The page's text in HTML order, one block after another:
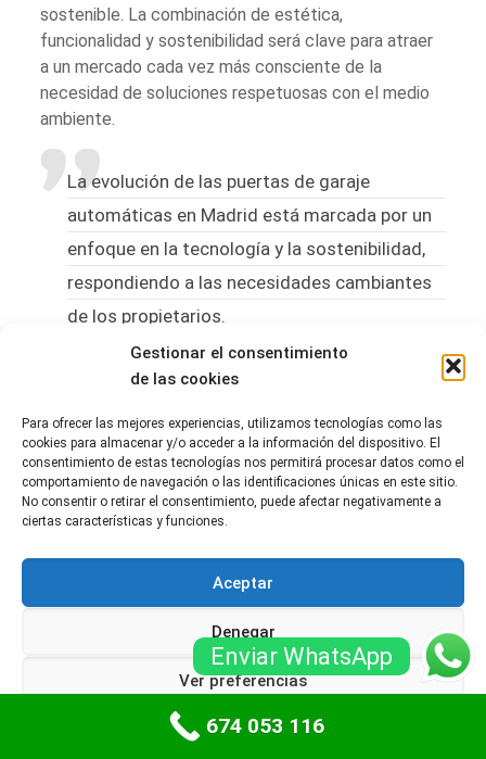
Gestionar el consentimiento
de las cookies
Para ofrecer las mejores experiencias, utilizamos tecnologías como las
cookies para almacenar y/o acceder a la información del dispositivo. El
consentimiento de estas tecnologías nos permitirá procesar datos como el
comportamiento de navegación o las identificaciones únicas en este sitio.
No consentir o retirar el consentimiento, puede afectar negativamente a
ciertas características y funciones.
Aceptar
Denegar
Ver preferencias
Política de cookiesPolíticas de privacidad
sostenible. La combinación de estética,
funcionalidad y sostenibilidad será clave para atraer
a un mercado cada vez más consciente de la
necesidad de soluciones respetuosas con el medio
ambiente.
La evolución de las puertas de garaje
automáticas en Madrid está marcada por un
enfoque en la tecnología y la sostenibilidad,
respondiendo a las necesidades cambiantes
de los propietarios.
Conclusión
En conclusión, laspuertas de garaje automáticas
están en el centro de una transformación
significativa en Madrid, impulsadas por la innovación
tecnológica, un diseño atractivo y un enfoque
creciente en la sostenibilidad. La integración de
capacidad de conectarse a hogares inteligentes, ha
elevado la funcionalidad y el atractivo de estas
puertas. Además, la atención a la seguridad y el uso
de materiales sostenibles están convirtiendo a las
puertas de garaje en una opción prioritaria para
La proyección futura del mercado sugiere que la
Enviar WhatsApp
674 053 116